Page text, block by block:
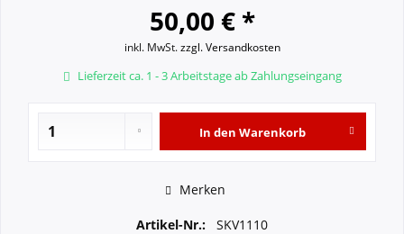
50,00 € *
inkl. MwSt.zzgl. Versandkosten
Lieferzeit ca. 1 - 3 Arbeitstage ab Zahlungseingang
In den Warenkorb
Merken
Artikel-Nr.: SKV1110